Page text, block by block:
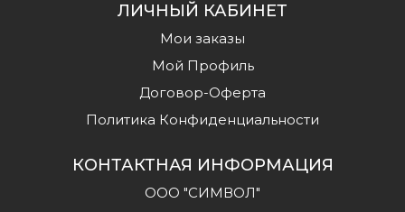
ЛИЧНЫЙ КАБИНЕТ
Мои заказы
Мой Профиль
Договор-Оферта
Политика Конфиденциальности
КОНТАКТНАЯ ИНФОРМАЦИЯ
ООО "СИМВОЛ"